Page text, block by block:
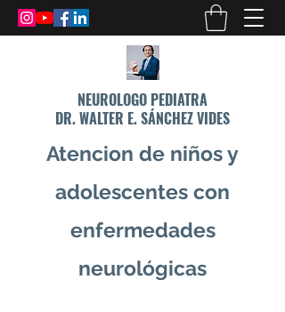
NEUROLOGO PEDIATRA
DR. WALTER E. SÁNCHEZ VIDES
Atencion de niños y
adolescentes con
enfermedades
neurológicas